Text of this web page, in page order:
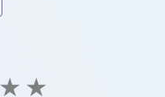
★ ★